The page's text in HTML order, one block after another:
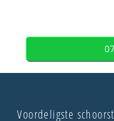
Voordeligste